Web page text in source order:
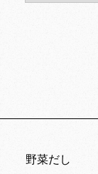
野菜だし